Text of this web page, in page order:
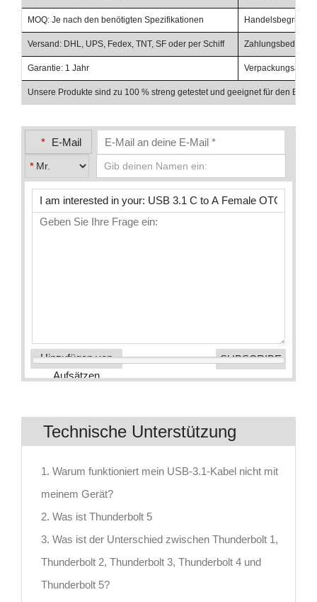
MOQ: Je nach den benötigten Spezifikationen Handelsbegriffe:
Versand: DHL, UPS, Fedex, TNT, SF oder per Schiff
Garantie: 1 Jahr
Unsere Produkte sind zu 100 % streng getestet und geeignet für den
* E-Mail
*
Hinzufügen von
Aufsätzen
Technische Unterstützung
1. Warum funktioniert mein USB-3.1-Kabel nicht mit
meinem Gerät?
2. Was ist Thunderbolt 5
3. Was ist der Unterschied zwischen Thunderbolt 1,
Thunderbolt 2, Thunderbolt 3, Thunderbolt 4 und
Thunderbolt 5?